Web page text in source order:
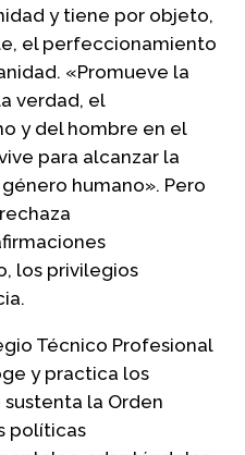
y tiene por objeto,
el perfeccionamiento
«Promueve la
verdad, el
y del hombre en el
para alcanzar la
humano». Pero
los privilegios
Técnico Profesional
y practica los
la Orden
políticas